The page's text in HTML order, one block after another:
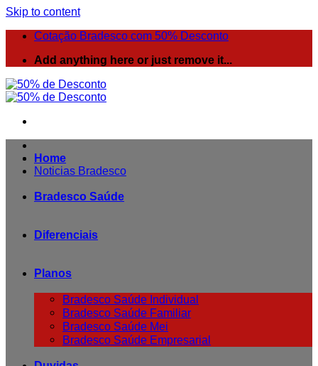
Skip to content
Cotação Bradesco com 50% Desconto
Add anything here or just remove it...
Noticias Bradesco
Home
Bradesco Saúde
Diferenciais
Planos
Bradesco Saúde Individual
Bradesco Saúde Familiar
Bradesco Saúde Mei
Bradesco Saúde Empresarial